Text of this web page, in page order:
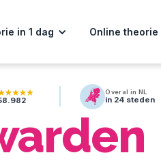
in 1 dag Online theorie
Overal in NL
in 24 steden